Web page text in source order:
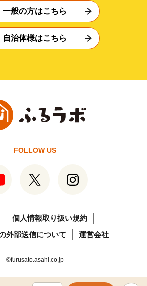
一般の方はこちら
自治体様はこちら
FOLLOW US
個人情報取り扱い規約
外部送信について
運営会社
©furusato.asahi.co.jp